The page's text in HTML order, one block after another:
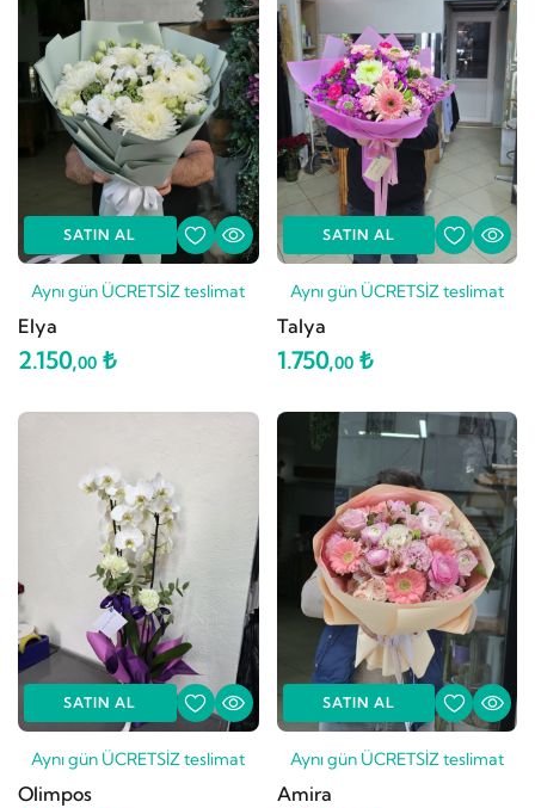
SATIN AL
Aynı gün ÜCRETSİZ teslimat
Elya
2.150,00 ₺
SATIN AL
Aynı gün ÜCRETSİZ teslimat
Talya
1.750,00₺
SATIN AL
Aynı gün ÜCRETSİZ teslimat
Olimpos
SATIN AL
Aynı gün ÜCRETSİZ teslimat
Amira